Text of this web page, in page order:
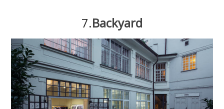
7.Backyard